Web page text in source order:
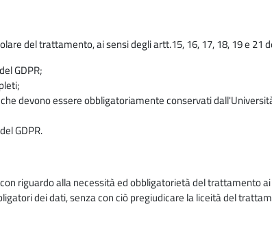
del trattamento, ai sensi degli artt.15, 16, 17, 18, 19 e 21
GDPR;
devono essere obbligatoriamente conservati
GDPR.
riguardo alla necessità ed obbligatorietà del trattamento
dei dati, senza con ciò pregiudicare la liceità del